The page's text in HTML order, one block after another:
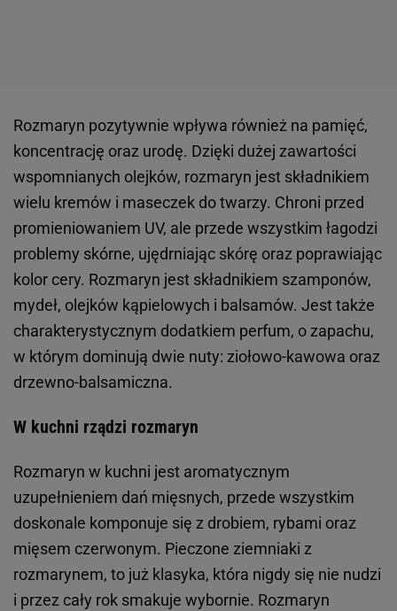
Rozmaryn pozytywnie wpływa również na pamięć,
koncentrację oraz urodę. Dzięki dużej zawartości
wspomnianych olejków, rozmaryn jest składnikiem
wielu kremów i maseczek do twarzy. Chroni przed
promieniowaniem UV, ale przede wszystkim łagodzi
problemy skórne, ujędrniając skórę oraz poprawiając
kolor cery. Rozmaryn jest składnikiem szamponów,
mydeł, olejków kąpielowych i balsamów. Jest także
charakterystycznym dodatkiem perfum, o zapachu,
w którym dominują dwie nuty: ziołowo-kawowa oraz
drzewno-balsamiczna.
W kuchni rządzi rozmaryn
Rozmaryn w kuchni jest aromatycznym
uzupełnieniem dań mięsnych, przede wszystkim
doskonale komponuje się z drobiem, rybami oraz
mięsem czerwonym. Pieczone ziemniaki z
rozmarynem, to już klasyka, która nigdy się nie nudzi
i przez cały rok smakuje wybornie. Rozmaryn